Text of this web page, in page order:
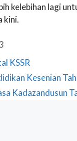
kelebihan lagi
kini.
KSSR
Kesenian
Kadazandusun